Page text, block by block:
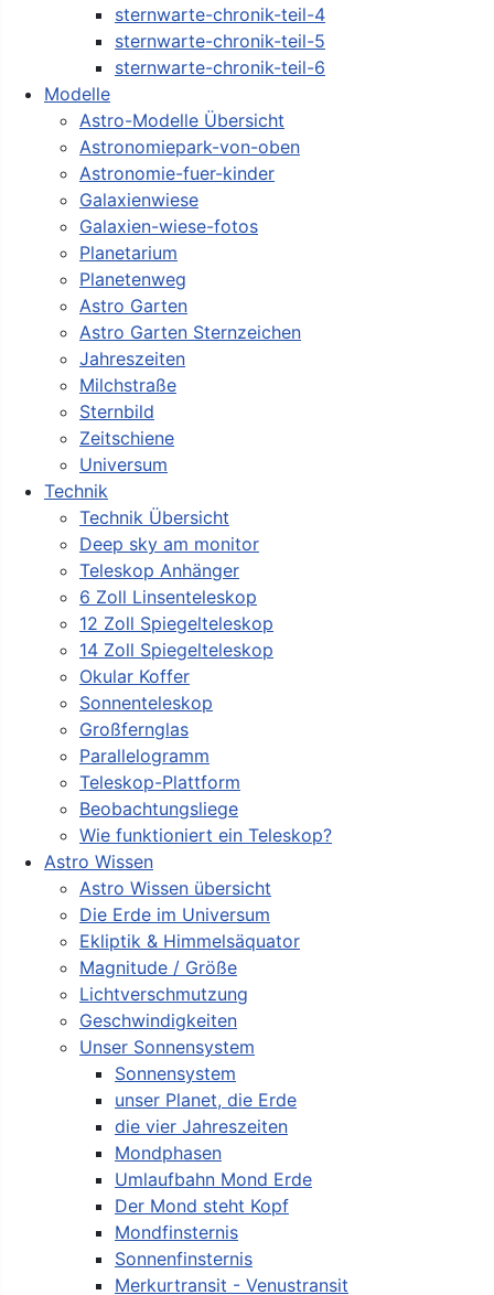
sternwarte-chronik-teil-4
sternwarte-chronik-teil-5
sternwarte-chronik-teil-6
Modelle
Astro-Modelle Übersicht
Astronomiepark-von-oben
Astronomie-fuer-kinder
Galaxienwiese
Galaxien-wiese-fotos
Planetarium
Planetenweg
Astro Garten
Astro Garten Sternzeichen
Jahreszeiten
Milchstraße
Sternbild
Zeitschiene
Universum
Technik
Technik Übersicht
Deep sky am monitor
Teleskop Anhänger
6 Zoll Linsenteleskop
12 Zoll Spiegelteleskop
14 Zoll Spiegelteleskop
Okular Koffer
Sonnenteleskop
Großfernglas
Parallelogramm
Teleskop-Plattform
Beobachtungsliege
Wie funktioniert ein Teleskop?
Astro Wissen
Astro Wissen übersicht
Die Erde im Universum
Ekliptik & Himmelsäquator
Magnitude / Größe
Lichtverschmutzung
Geschwindigkeiten
Unser Sonnensystem
Sonnensystem
unser Planet, die Erde
die vier Jahreszeiten
Mondphasen
Umlaufbahn Mond Erde
Der Mond steht Kopf
Mondfinsternis
Sonnenfinsternis
Merkurtransit - Venustransit